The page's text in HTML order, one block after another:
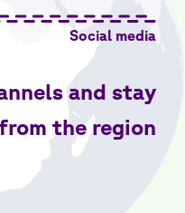
Social media
and stay
the region